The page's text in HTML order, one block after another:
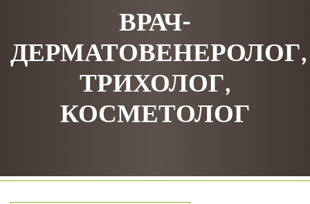
ВРАЧ-
ДЕРМАТОВЕНЕРОЛОГ,
ТРИХОЛОГ,
КОСМЕТОЛОГ